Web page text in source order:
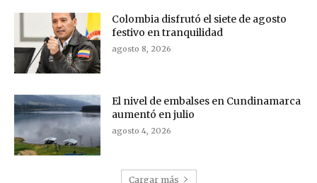
Colombia disfrutó el siete de agosto
festivo en tranquilidad
agosto 8, 2026
El nivel de embalses en Cundinamarca
aumentó en julio
agosto 4, 2026
Cargar más